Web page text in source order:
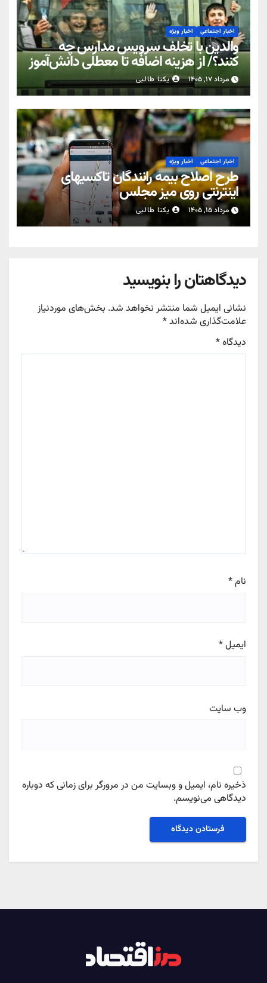
اخبار اجتماعی اخبار ویژه
والدین با تخلف سرویس مدارس چه
کنند؟/ از هزینه اضافه تا معطلی دانش‌آموز
مرداد ۱۷, ۱۴۰۵ یکتا طالبی
اخبار اجتماعی اخبار ویژه
طرح اصلاح بیمه رانندگان تاکسیهای
اینترنتی روی میز مجلس
مرداد ۱۵, ۱۴۰۵ یکتا طالبی
دیدگاهتان را بنویسید
نشانی ایمیل شما منتشر نخواهد شد. بخش‌های موردنیاز
علامت‌گذاری شده‌اند*
دیدگاه*
نام*
ایمیل*
وب‌ سایت
ذخیره نام، ایمیل و وبسایت من در مرورگر برای زمانی که دوباره
دیدگاهی می‌نویسم.